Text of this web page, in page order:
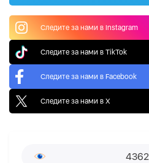
Следите за нами в Instagram
Следите за нами в TikTok
Следите за нами в Facebook
Следите за нами в X
4362